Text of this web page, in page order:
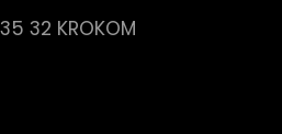
32 KROKOM